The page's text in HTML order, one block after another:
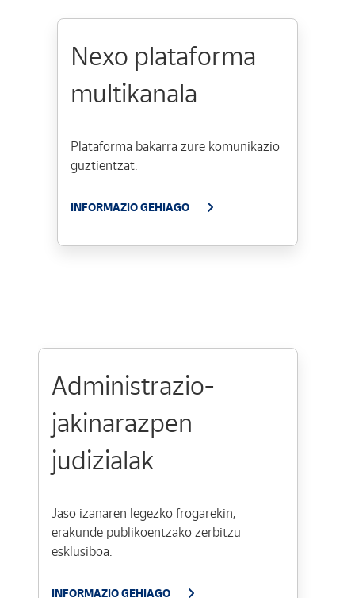
Nexo plataforma
multikanala
Plataforma bakarra zure komunikazio
guztientzat.
INFORMAZIO GEHIAGO
Administrazio-
jakinarazpen
judizialak
Jaso izanaren legezko frogarekin,
erakunde publikoentzako zerbitzu
esklusiboa.
INFORMAZIO GEHIAGO